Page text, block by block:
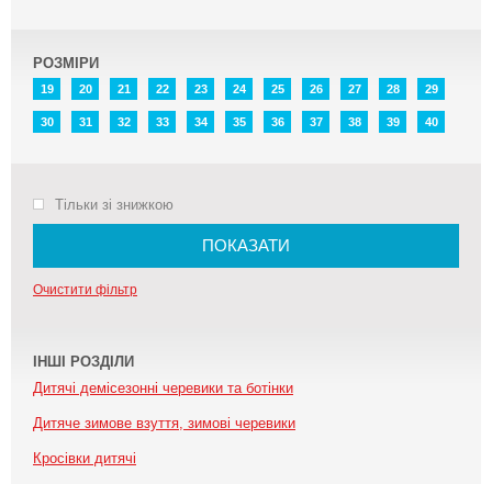
РОЗМІРИ
19 20 21 22 23 24 25 26 27 28 29
30 31 32 33 34 35 36 37 38 39 40
Тільки зі знижкою
ПОКАЗАТИ
Очистити фільтр
ІНШІ РОЗДІЛИ
Дитячі демісезонні черевики та ботінки
Дитяче зимове взуття, зимові черевики
Кросівки дитячі